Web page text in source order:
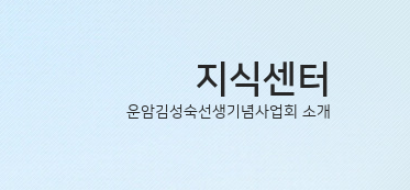
지식센터
운암김성숙선생기념사업회 소개